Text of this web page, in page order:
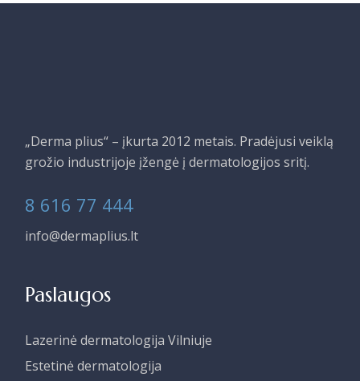
„Derma plius“ – įkurta 2012 metais. Pradėjusi veiklą
grožio industrijoje įžengė į dermatologijos sritį.
8 616 77 444
info@dermaplius.lt
Paslaugos
Lazerinė dermatologija Vilniuje
Estetinė dermatologija